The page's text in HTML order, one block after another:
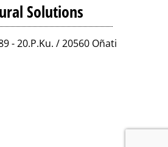
Solutions
- 20.P.Ku. / 20560 Oñati